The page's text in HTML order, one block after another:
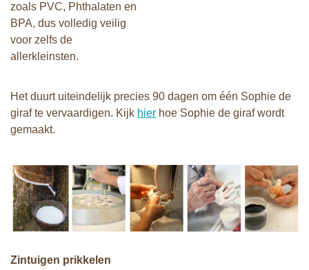
zoals PVC, Phthalaten en
BPA, dus volledig veilig
voor zelfs de
allerkleinsten.
Het duurt uiteindelijk precies 90 dagen om één Sophie de
giraf te vervaardigen. Kijk hier hoe Sophie de giraf wordt
gemaakt.
Zintuigen prikkelen